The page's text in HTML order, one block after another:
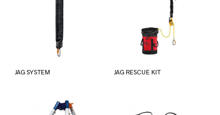
JAG SYSTEM JAG RESCUE KIT